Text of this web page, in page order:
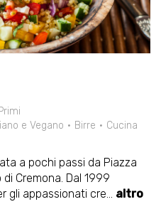
Primi
e Vegano Birre
Cucina
a pochi passi da Piazza
Cremona. Dal 1999
gli appassionati cre... altro